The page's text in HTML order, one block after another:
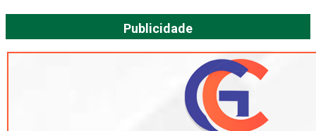
Publicidade